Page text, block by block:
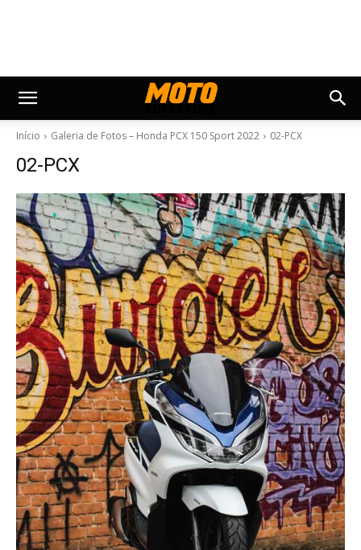
Início Galeria de Fotos – Honda PCX 150 Sport 2022 02-PCX
02-PCX